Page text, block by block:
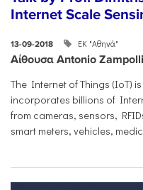
Internet Scale
13-09-2018 ΕΚ "Αθηνά"
Αίθουσα Antonio Zampolli
The Internet of Things (IoT)
incorporates billions of
from cameras, sensors,
smart meters, vehicles,